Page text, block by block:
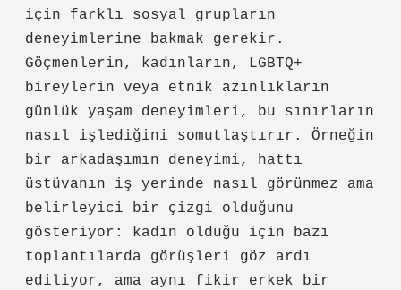
için farklı sosyal grupların
deneyimlerine bakmak gerekir.
Göçmenlerin, kadınların, LGBTQ+
bireylerin veya etnik azınlıkların
günlük yaşam deneyimleri, bu sınırların
nasıl işlediğini somutlaştırır. Örneğin
bir arkadaşımın deneyimi, hattı
üstüvanın iş yerinde nasıl görünmez ama
belirleyici bir çizgi olduğunu
gösteriyor: kadın olduğu için bazı
toplantılarda görüşleri göz ardı
ediliyor, ama aynı fikir erkek bir